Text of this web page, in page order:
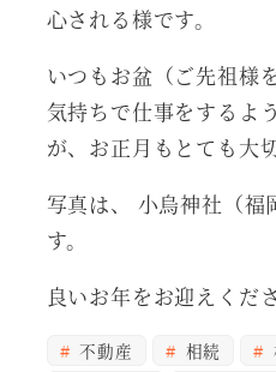
心される様です。
いつもお盆（ご先祖様
気持ちで仕事をするよ
が、お正月もとても大
写真は、 小烏神社（福
す。
良いお年をお迎えくださ
不動産 相続